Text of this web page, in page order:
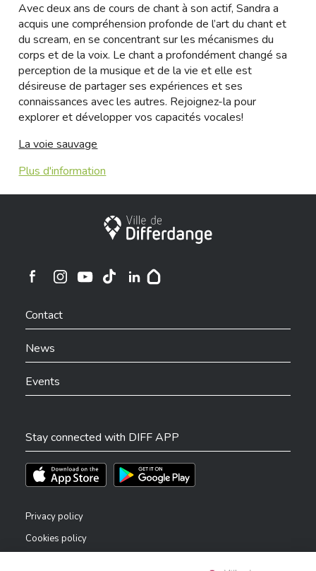
Avec deux ans de cours de chant à son actif, Sandra a
acquis une compréhension profonde de l’art du chant et
du scream, en se concentrant sur les mécanismes du
corps et de la voix. Le chant a profondément changé sa
perception de la musique et de la vie et elle est
désireuse de partager ses expériences et ses
connaissances avec les autres. Rejoignez-la pour
explorer et développer vos capacités vocales!
La voie sauvage
Plus d'information
City of Differdange
Ville de Differdange sur Instagram
Contact
News
Events
Stay connected with DIFF APP
Téléchargez l'app sur l'App StoreTéléchargez l'app sur Play Store
Privacy policy
Cookies policy